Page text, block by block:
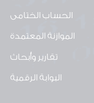
الحساب الختامى
الموازنة المعتمدة
تقارير وأبحاث
البوابة الرقمية